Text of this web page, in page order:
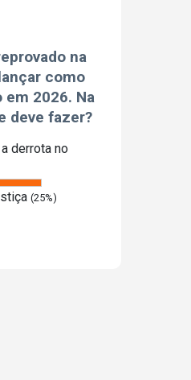
na
como
em 2026. Na
deve fazer?
derrota no
(25%)